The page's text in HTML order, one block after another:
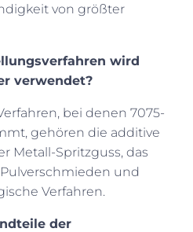
von größter
wird
verwendet?
bei denen 7075-
gehören die additive
Metall-Spritzguss, das
und
Verfahren.
der